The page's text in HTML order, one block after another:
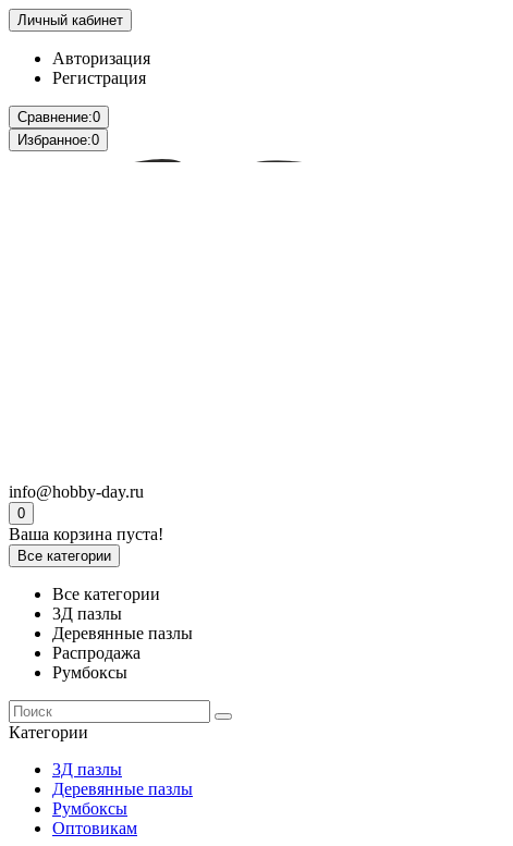
Личный кабинет
Авторизация
Регистрация
Сравнение:0
Избранное:0
info@hobby-day.ru
0
Ваша корзина пуста!
Все категории
Все категории
3Д пазлы
Деревянные пазлы
Распродажа
Румбоксы
Категории
3Д пазлы
Деревянные пазлы
Румбоксы
Оптовикам